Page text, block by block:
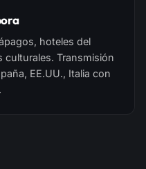
hoteles del
Transmisión
EE.UU., Italia con